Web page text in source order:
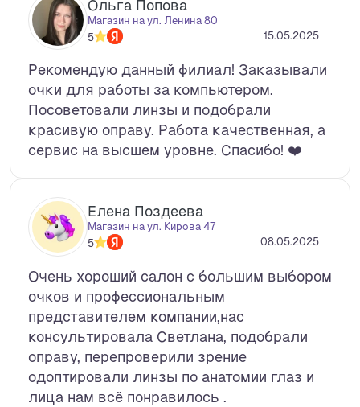
Ольга Попова
Магазин на ул. Ленина 80
5
15.05.2025
Рекомендую данный филиал! Заказывали
очки для работы за компьютером.
Посоветовали линзы и подобрали
красивую оправу. Работа качественная, а
сервис на высшем уровне. Спасибо! ❤️
Елена Поздеева
Магазин на ул. Кирова 47
5
08.05.2025
Очень хороший салон с большим выбором
очков и профессиональным
представителем компании,нас
консультировала Светлана, подобрали
оправу, перепроверили зрение
одоптировали линзы по анатомии глаз и
лица нам всё понравилось .